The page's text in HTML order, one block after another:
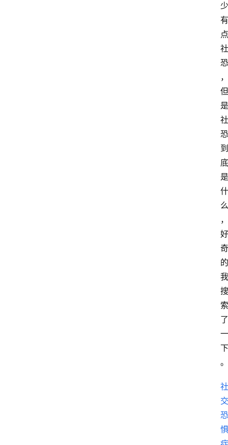
少
有
点
社
恐
，
但
是
社
恐
到
底
是
什
么
，
好
奇
的
我
搜
索
了
一
下
。
社
交
恐
惧